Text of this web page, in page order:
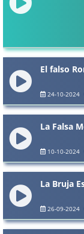
El falso
24-10-2024
La Falsa
10-10-2024
La Bruja
26-09-2024